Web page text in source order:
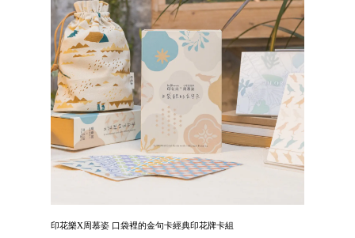
印花樂X周慕姿 口袋裡的金句卡經典印花牌卡組